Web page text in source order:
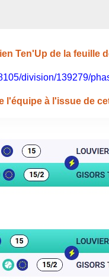
Ten'Up de la feuille
division/139279/
l'équipe à l'issue de